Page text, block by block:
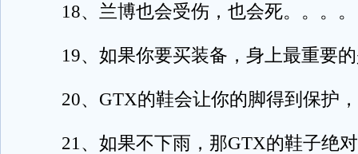
18、兰博也会受伤，也会死。。。。
19、如果你要买装备，身上最重要的
20、GTX的鞋会让你的脚得到保护，
21、如果不下雨，那GTX的鞋子绝对